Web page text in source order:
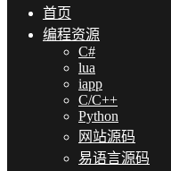
首页
编程资源
C#
lua
iapp
C/C++
Python
网站源码
易语言源码